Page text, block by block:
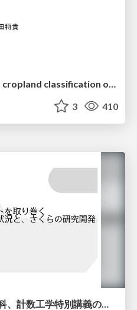
3 410
東京大学工学部計数工学科、計数工学特別講義の説明資料